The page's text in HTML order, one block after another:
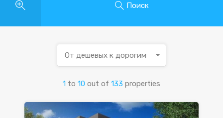
Поиск
1 to 10 out of 133 properties
От дешевых к дорогим